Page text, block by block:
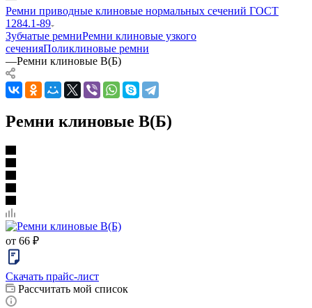
Ремни приводные клиновые нормальных сечений ГОСТ
1284.1-89
Зубчатые ремниРемни клиновые узкого
сеченияПоликлиновые ремни
—Ремни клиновые B(Б)
Ремни клиновые B(Б)
от 66 ₽
Скачать прайс-лист
Рассчитать мой список